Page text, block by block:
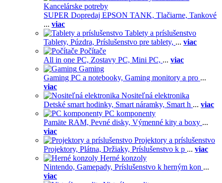
Kancelárske potreby
SUPER Dopredaj EPSON TANK, Tlačiarne, Tankové
... viac
Tablety a príslušenstvo
Tablety, Púzdra, Príslušenstvo pre tablety, ... viac
Počítače
All in one PC, Zostavy PC, Mini PC, ... viac
Gaming
Gaming PC a notebooky, Gaming monitory a pro ...
viac
Nositeľná elektronika
Detské smart hodinky, Smart náramky, Smart h ... viac
PC komponenty
Pamäte RAM, Pevné disky, Výmenné kity a boxy ...
viac
Projektory a príslušenstvo
Projektory, Plátna, Držiaky, Príslušenstvo k p ... viac
Herné konzoly
Nintendo, Gamepady, Príslušenstvo k herným kon ...
viac